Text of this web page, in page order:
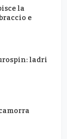
la
e
ladri